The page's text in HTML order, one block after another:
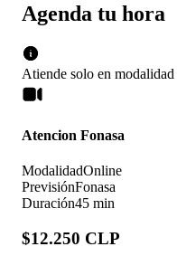
Agenda tu hora
Atiende solo en modalidad
Atencion Fonasa
ModalidadOnline
PrevisiónFonasa
Duración45 min
$12.250 CLP